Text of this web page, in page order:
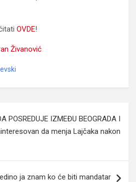
OVDE!
Živanović
POSREDUJE IZMEĐU BEOGRADA I
da menja Lajčaka nakon
ja znam ko će biti mandatar